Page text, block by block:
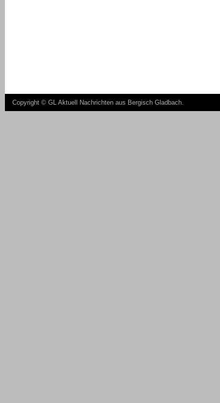
Copyright © GL Aktuell Nachrichten aus Bergisch Gladbach.